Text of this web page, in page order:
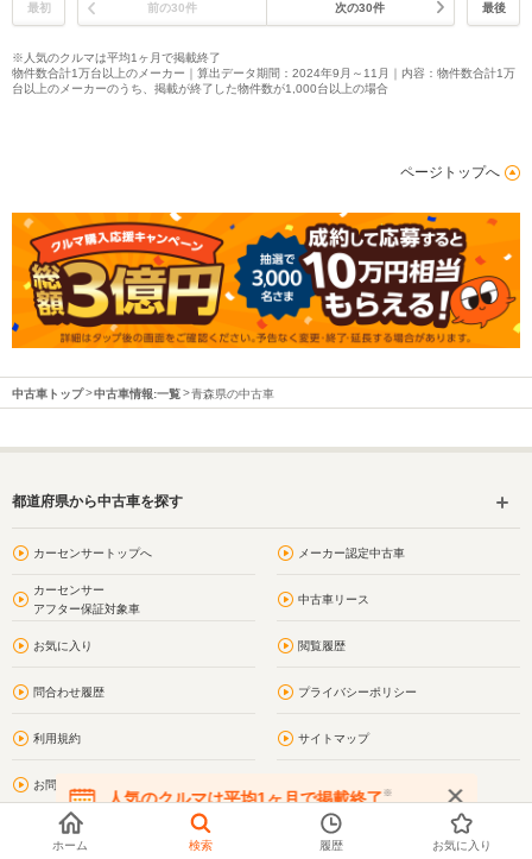
最初 前の30件 次の30件 最後
※人気のクルマは平均1ヶ月で掲載終了
物件数合計1万台以上のメーカー｜算出データ期間：2024年9月～11月｜内容：物件数合計1万
台以上のメーカーのうち、掲載が終了した物件数が1,000台以上の場合
ページトップへ
中古車トップ 中古車情報:一覧 青森県の中古車
都道府県から中古車を探す
カーセンサートップへ メーカー認定中古車
カーセンサー
アフター保証対象車
中古車リース
お気に入り 閲覧履歴
問合わせ履歴 プライバシーポリシー
利用規約 サイトマップ
お問い合わせ
南津軽郡の街情報 青森県の車買取・車査定
人気のクルマは平均1ヶ月で掲載終了※
在庫が無くなる前にお問い合わせください
ホーム 検索 履歴 お気に入り